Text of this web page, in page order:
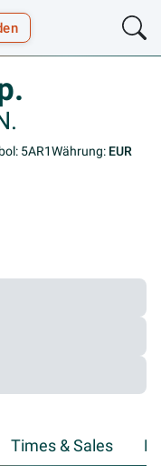
5AR1Währung: EUR
Times & Sales